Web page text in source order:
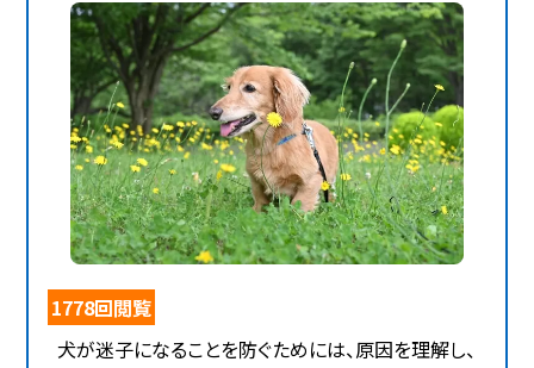
1778回閲覧
犬が迷子になることを防ぐためには、原因を理解し、